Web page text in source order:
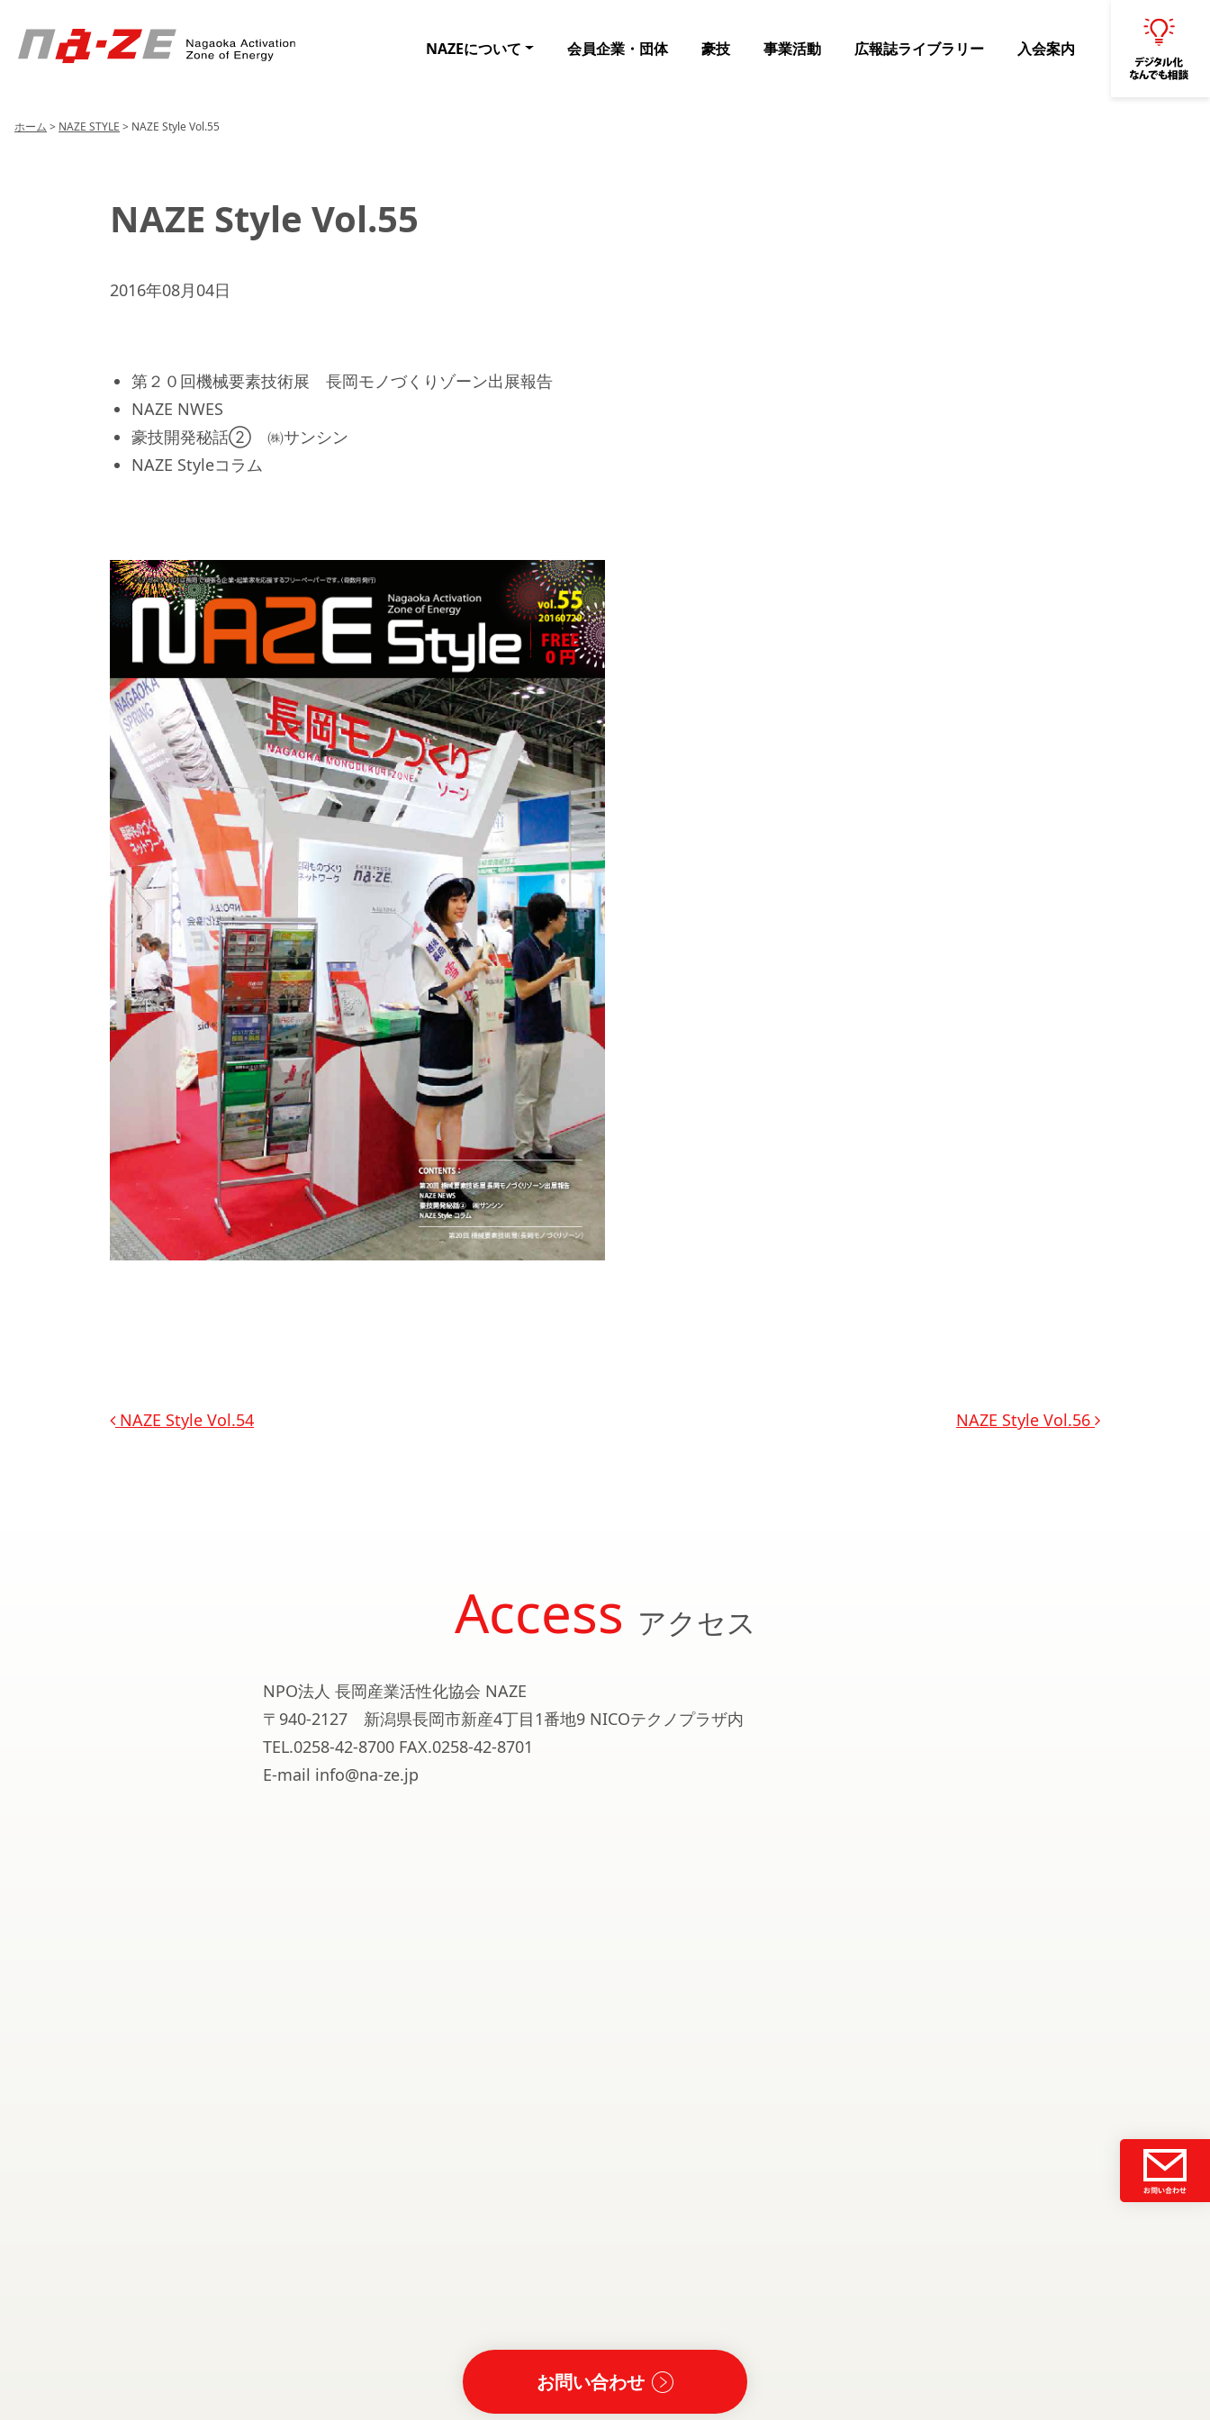
NAZEについて 会員企業・団体 豪技 事業活動 広報誌ライブラリー 入会案内
ホーム > NAZE STYLE > NAZE Style Vol.55
NAZE Style Vol.55
2016年08月04日
第２０回機械要素技術展 長岡モノづくりゾーン出展報告
NAZE NWES
豪技開発秘話② ㈱サンシン
NAZE Styleコラム
投稿ナビゲーション
NAZE Style Vol.54 NAZE Style Vol.56
Access アクセス
NPO法人 長岡産業活性化協会 NAZE
〒940-2127 新潟県長岡市新産4丁目1番地9 NICOテクノプラザ内
TEL.0258-42-8700 FAX.0258-42-8701
E-mail info@na-ze.jp
お問い合わせ